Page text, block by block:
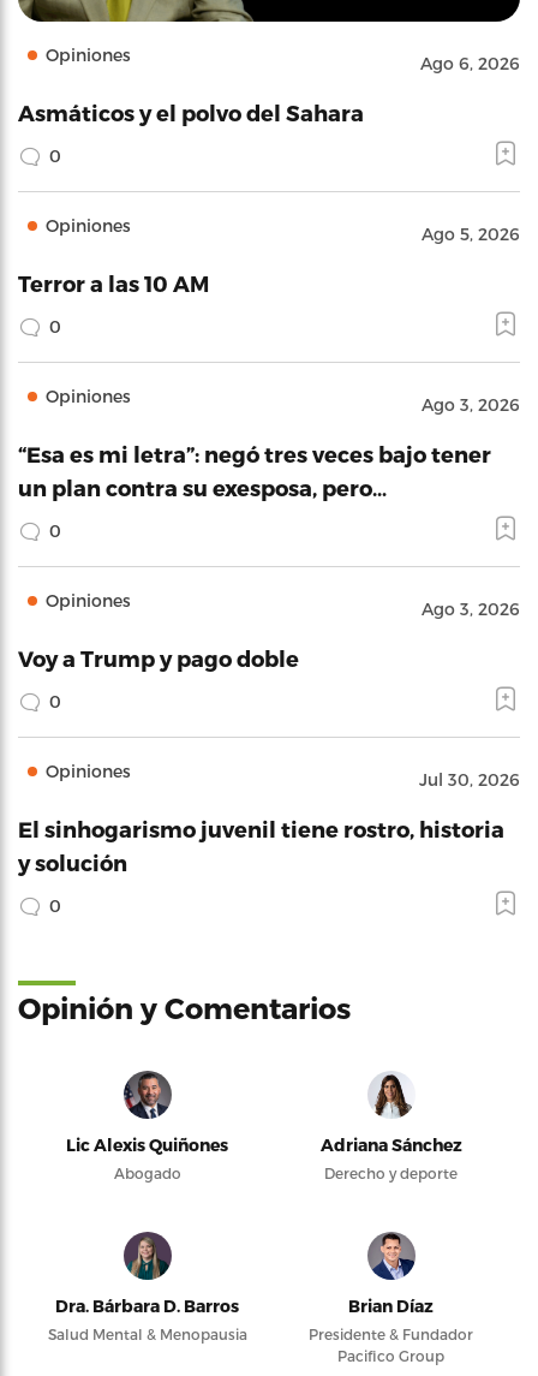
Opiniones Ago 6, 2026
Asmáticos y el polvo del Sahara
0
Opiniones Ago 5, 2026
Terror a las 10 AM
0
Opiniones Ago 3, 2026
“Esa es mi letra”: negó tres veces bajo tener
un plan contra su exesposa, pero…
0
Opiniones Ago 3, 2026
Voy a Trump y pago doble
0
Opiniones Jul 30, 2026
El sinhogarismo juvenil tiene rostro, historia
y solución
0
Opinión y Comentarios
Lic Alexis Quiñones
Abogado
Adriana Sánchez
Derecho y deporte
Dra. Bárbara D. Barros
Salud Mental & Menopausia
Brian Díaz
Presidente & Fundador
Pacifico Group